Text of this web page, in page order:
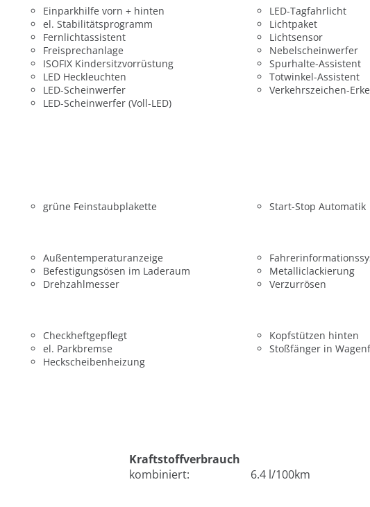
Einparkhilfe vorn + hinten
el. Stabilitätsprogramm
Fernlichtassistent
Freisprechanlage
ISOFIX Kindersitzvorrüstung
LED Heckleuchten
LED-Scheinwerfer
LED-Scheinwerfer (Voll-LED)
LED-Tagfahrlicht
Lichtpaket
Lichtsensor
Nebelscheinwerfer
Spurhalte-Assistent
Totwinkel-Assistent
Verkehrszeichen-
grüne Feinstaubplakette Start-Stop Automatik
Außentemperaturanzeige
Befestigungsösen im Laderaum
Drehzahlmesser
Metalliclackierung
Verzurrösen
Checkheftgepflegt
el. Parkbremse
Heckscheibenheizung
Kopfstützen hinten
Stoßfänger in
Kraftstoffverbrauch
kombiniert:
6.4 l/100km